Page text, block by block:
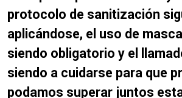
protocolo de sanitización
aplicándose, el uso de
siendo obligatorio y el
siendo a cuidarse para que
podamos superar juntos